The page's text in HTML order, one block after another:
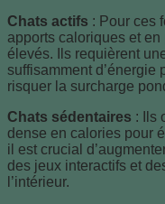
Chats actifs : Pour ces
apports caloriques et
élevés. Ils requièrent
suffisamment d’énergie
risquer la surcharge
Chats sédentaires : Ils
dense en calories pour
il est crucial
des jeux interactifs et
l’intérieur.